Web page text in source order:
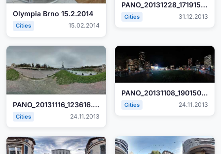
Olympia Brno 15.2.2014
Cities 15.02.2014
PANO_20131228_171915.jpg
Cities 31.12.2013
PANO_20131116_123616.jpg
Cities 24.11.2013
PANO_20131108_190150.jpg
Cities 24.11.2013